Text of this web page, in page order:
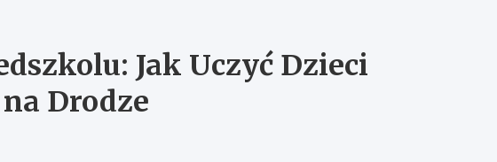
Jak Uczyć Dzieci
Drodze